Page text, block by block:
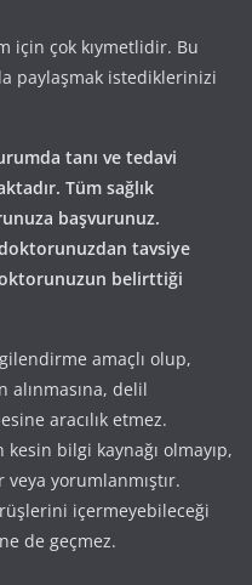
için çok kıymetlidir. Bu
paylaşmak istediklerinizi
tanı ve tedavi
Tüm sağlık
başvurunuz.
tavsiye
belirttiği
amaçlı olup,
alınmasına, delil
aracılık etmez.
bilgi kaynağı olmayıp,
yorumlanmıştır.
içermeyebileceği
de geçmez.